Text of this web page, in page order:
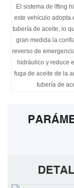
El sistema de lfting
este vehículo adopta
tubería de aceite, lo
gran medida la
reverso de
hidráulico y reduce
fuga de aceite de la
tubería de